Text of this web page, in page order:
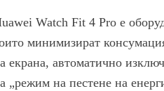
Watch Fit 4 Pro е
минимизират
екрана, автоматично
„режим на пестене на